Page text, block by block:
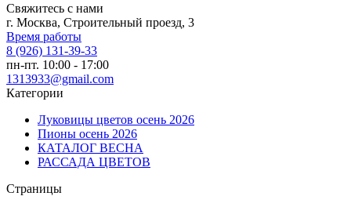
Свяжитесь с нами
г. Москва, Строительный проезд, 3
Время работы
8 (926) 131-39-33
пн-пт. 10:00 - 17:00
1313933@gmail.com
Категории
Луковицы цветов осень 2026
Пионы осень 2026
КАТАЛОГ ВЕСНА
РАССАДА ЦВЕТОВ
Страницы